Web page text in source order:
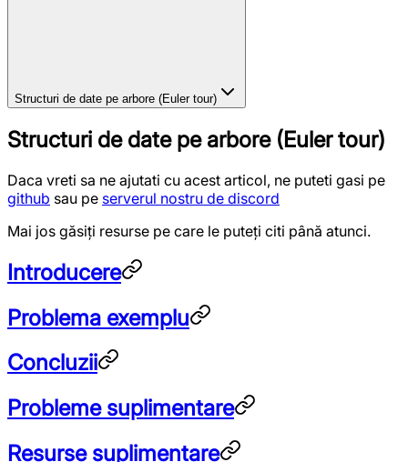
Structuri de date pe arbore (Euler tour)
Structuri de date pe arbore (Euler tour)
Daca vreti sa ne ajutati cu acest articol, ne puteti gasi pe
github sau pe serverul nostru de discord
Mai jos găsiți resurse pe care le puteți citi până atunci.
Introducere
Problema exemplu
Concluzii
Probleme suplimentare
Resurse suplimentare